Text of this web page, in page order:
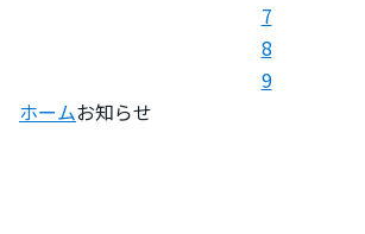
7
8
9
ホームお知らせ